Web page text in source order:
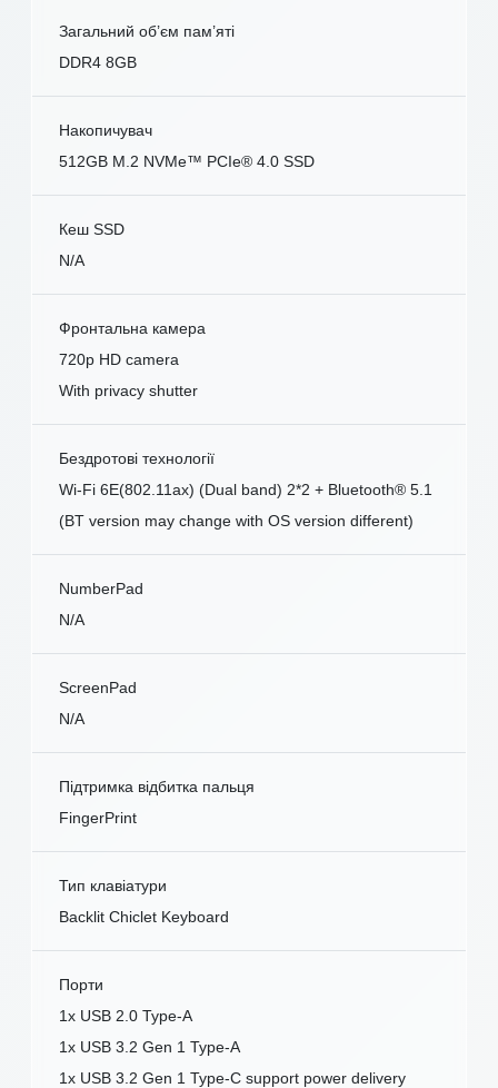
Загальний об’єм пам’яті
DDR4 8GB
Накопичувач
512GB M.2 NVMe™ PCIe® 4.0 SSD
Кеш SSD
N/A
Фронтальна камера
720p HD camera
With privacy shutter
Бездротові технології
Wi-Fi 6E(802.11ax) (Dual band) 2*2 + Bluetooth® 5.1
(BT version may change with OS version different)
NumberPad
N/A
ScreenPad
N/A
Підтримка відбитка пальця
FingerPrint
Тип клавіатури
Backlit Chiclet Keyboard
Порти
1x USB 2.0 Type-A
1x USB 3.2 Gen 1 Type-A
1x USB 3.2 Gen 1 Type-C support power delivery